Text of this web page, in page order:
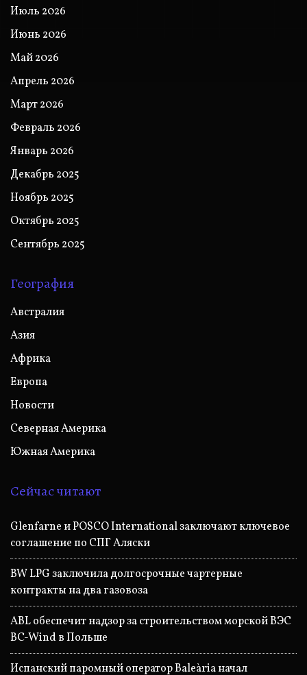
Июль 2026
Июнь 2026
Май 2026
Апрель 2026
Март 2026
Февраль 2026
Январь 2026
Декабрь 2025
Ноябрь 2025
Октябрь 2025
Сентябрь 2025
География
Австралия
Азия
Африка
Европа
Новости
Северная Америка
Южная Америка
Сейчас читают
Glenfarne и POSCO International заключают ключевое
соглашение по СПГ Аляски
BW LPG заключила долгосрочные чартерные
контракты на два газовоза
ABL обеспечит надзор за строительством морской ВЭС
BC-Wind в Польше
Испанский паромный оператор Baleària начал